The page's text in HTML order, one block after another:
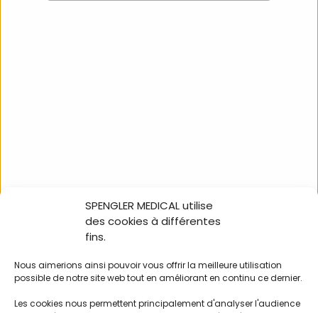
SPENGLER MEDICAL utilise
des cookies à différentes
fins.
Nous aimerions ainsi pouvoir vous offrir la meilleure utilisation
possible de notre site web tout en améliorant en continu ce dernier.
Les cookies nous permettent principalement d'analyser l'audience
NOUS SUIVRE
Nos catalogues